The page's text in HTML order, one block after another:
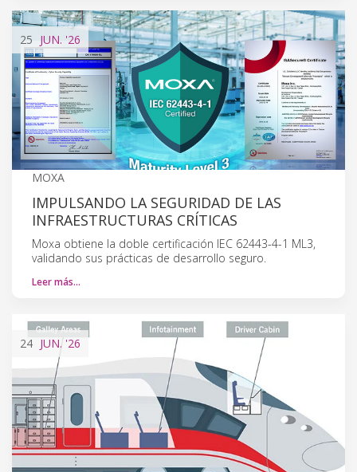
25 JUN. '26
MOXA
IMPULSANDO LA SEGURIDAD DE LAS
INFRAESTRUCTURAS CRÍTICAS
Moxa obtiene la doble certificación IEC 62443-4-1 ML3,
validando sus prácticas de desarrollo seguro.
Leer más…
24 JUN.'26